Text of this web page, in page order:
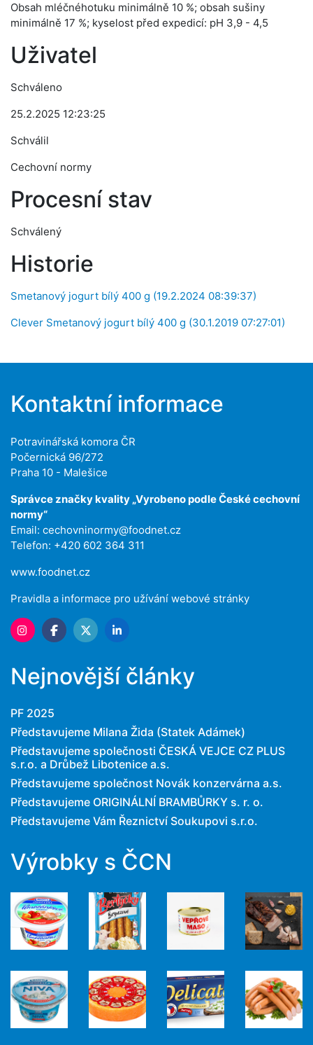
Obsah mléčnéhotuku minimálně 10 %; obsah sušiny
minimálně 17 %; kyselost před expedicí: pH 3,9 - 4,5
Uživatel
Schváleno
25.2.2025 12:23:25
Schválil
Cechovní normy
Procesní stav
Schválený
Historie
Smetanový jogurt bílý 400 g (19.2.2024 08:39:37)
Clever Smetanový jogurt bílý 400 g (30.1.2019 07:27:01)
Kontaktní informace
Potravinářská komora ČR
Počernická 96/272
Praha 10 - Malešice
Správce značky kvality „Vyrobeno podle České cechovní
normy“
Email: cechovninormy@foodnet.cz
Telefon: +420 602 364 311
www.foodnet.cz
Pravidla a informace pro užívání webové stránky
Nejnovější články
PF 2025
Představujeme Milana Žida (Statek Adámek)
Představujeme společnosti ČESKÁ VEJCE CZ PLUS
s.r.o. a Drůbež Libotenice a.s.
Představujeme společnost Novák konzervárna a.s.
Představujeme ORIGINÁLNÍ BRAMBŮRKY s. r. o.
Představujeme Vám Řeznictví Soukupovi s.r.o.
Výrobky s ČCN